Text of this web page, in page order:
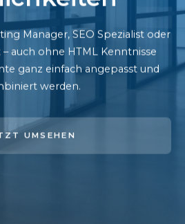
Manager, SEO Spezialist oder
auch ohne HTML Kenntnisse
ganz einfach angepasst und
werden.
UMSEHEN